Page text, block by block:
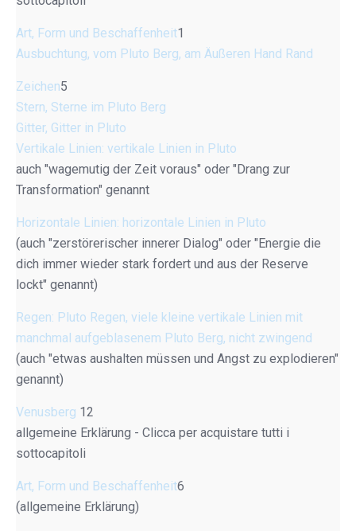
Art, Form und Beschaffenheit1
Ausbuchtung, vom Pluto Berg, am Äußeren Hand Rand
Zeichen5
Stern, Sterne im Pluto Berg
Gitter, Gitter in Pluto
Vertikale Linien: vertikale Linien in Pluto
auch "wagemutig der Zeit voraus" oder "Drang zur
Transformation" genannt
Horizontale Linien: horizontale Linien in Pluto
(auch "zerstörerischer innerer Dialog" oder "Energie die
dich immer wieder stark fordert und aus der Reserve
lockt" genannt)
Regen: Pluto Regen, viele kleine vertikale Linien mit
manchmal aufgeblasenem Pluto Berg, nicht zwingend
(auch "etwas aushalten müssen und Angst zu explodieren"
genannt)
Venusberg 12
allgemeine Erklärung - Clicca per acquistare tutti i
sottocapitoli
Art, Form und Beschaffenheit6
(allgemeine Erklärung)